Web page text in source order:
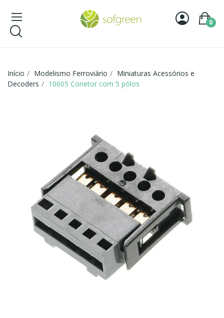
0
Início Modelismo Ferroviário
Miniaturas Acessórios e
Decoders
10605 Conetor com 5 pólos